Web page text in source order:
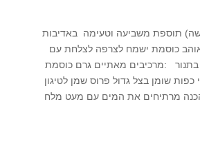
תוספת משביעה וטעימה באדיבות
כוסמת ישמח לצרפה לצלחת עם
בתנור :מרכיבים מאתיים גרם כוסמת
שומן בצל גדול פרוס שמן לטיגון
מרתיחים את המים עם מעט מלח